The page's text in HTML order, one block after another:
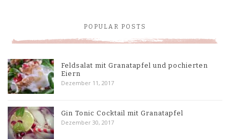
POPULAR POSTS
Feldsalat mit Granatapfel und pochierten
Eiern
Dezember 11, 2017
Gin Tonic Cocktail mit Granatapfel
Dezember 30, 2017